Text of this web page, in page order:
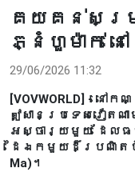
គយគន់សម្រ
ភ្នំហួម៉ាក់ នៅ
29/06/2026 11:32
[VOVWORLD] - ន
ឦសានប្រទេសវៀតណ
អស្ចារ្យមួយ ដែលធ
ដៃឯកមួយដ៏ប្រណិតបំ
Ma)។